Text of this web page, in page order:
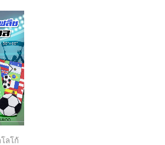
ลโก้